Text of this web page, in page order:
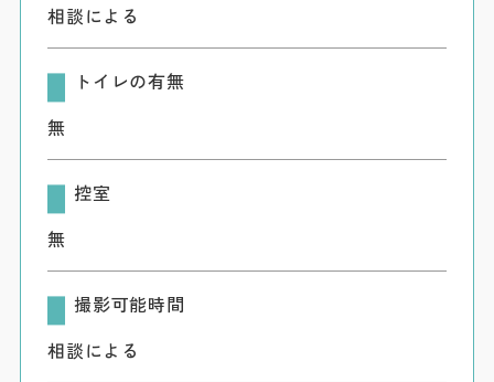
相談による
トイレの有無
無
控室
無
撮影可能時間
相談による